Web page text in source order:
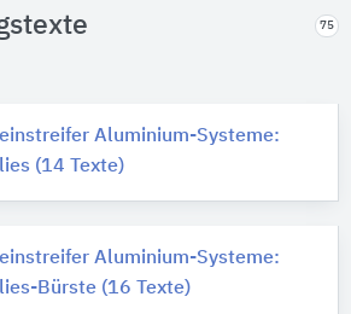
75
Aluminium-Systeme:
(14 Texte)
Aluminium-Systeme:
Bürste (16 Texte)